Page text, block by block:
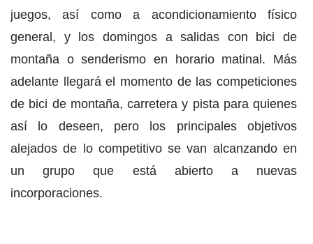
juegos, así como a acondicionamiento físico
general, y los domingos a salidas con bici de
montaña o senderismo en horario matinal. Más
adelante llegará el momento de las competiciones
de bici de montaña, carretera y pista para quienes
así lo deseen, pero los principales objetivos
alejados de lo competitivo se van alcanzando en
un grupo que está abierto a nuevas
incorporaciones.